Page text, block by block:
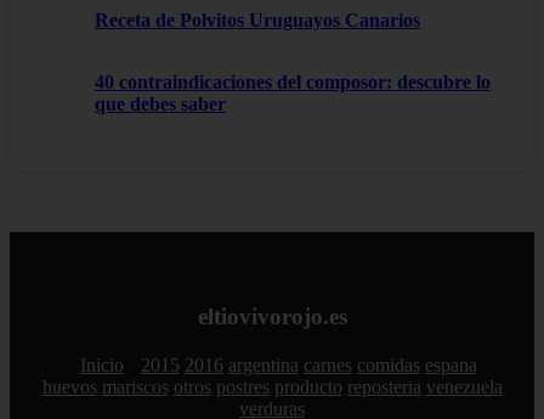
Receta de Polvitos Uruguayos Canarios
40 contraindicaciones del composor: descubre lo
que debes saber
eltiovivorojo.es
Inicio 2015 2016 argentina carnes comidas espana
huevos mariscos otros postres producto reposteria venezuela
verduras